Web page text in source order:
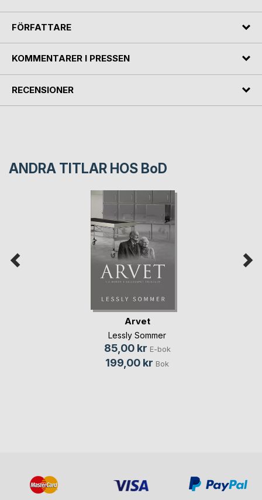
FÖRFATTARE
KOMMENTARER I PRESSEN
RECENSIONER
ANDRA TITLAR HOS BoD
Arvet
Lessly Sommer
85,00 kr E-bok
199,00 kr Bok